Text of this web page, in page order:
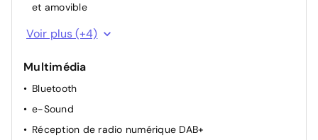
et amovible
Vitres AV électriques
avant
Câble de recharge pour prise domestique
Câble de recharge rapide à domicile (22 kW) ou sur
Voir plus (+4)
Multimédia
Bluetooth
e-Sound
Réception de radio numérique DAB+